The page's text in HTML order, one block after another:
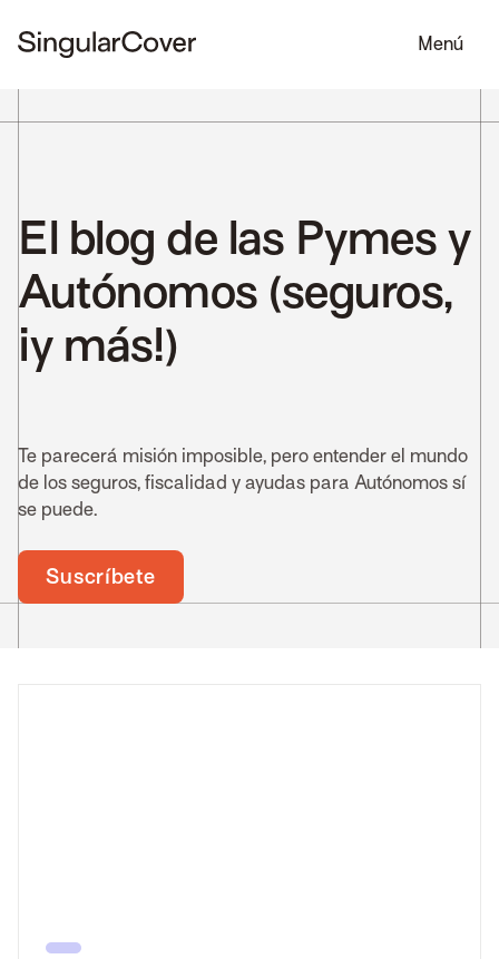
Menú
El blog de las Pymes y
Autónomos (seguros,
¡y más!)
Te parecerá misión imposible, pero entender el mundo
de los seguros, fiscalidad y ayudas para Autónomos sí
se puede.
Suscríbete